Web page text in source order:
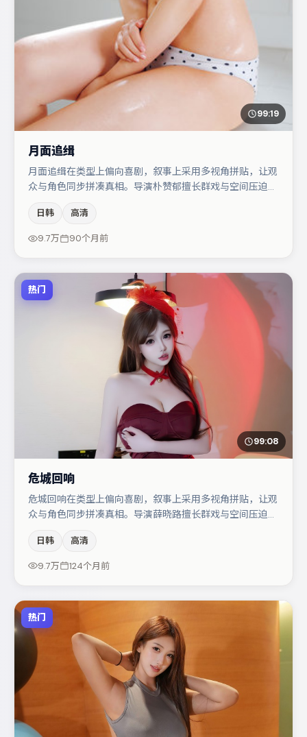
99:19
月面追缉
月面追缉在类型上偏向喜剧，叙事上采用多视角拼贴，让观
众与角色同步拼凑真相。导演朴赞郁擅长群戏与空间压迫
戏构成全片情感锚点，秦海璐则以细节塑造推动谜题层层揭
开。若你偏爱强类型与清晰主线，这部作品值得关注。
日韩 高清
9.7万 90个月前
热门
99:08
危城回响
危城回响在类型上偏向喜剧，叙事上采用多视角拼贴，让观
众与角色同步拼凑真相。导演薛晓路擅长群戏与空间压迫
事驱动，张子枫、金高银分别提供反差与喜剧/悬疑调剂
（视场次而定）。整体完成度较高，适合周末一口气追完。
日韩 高清
9.7万 124个月前
热门